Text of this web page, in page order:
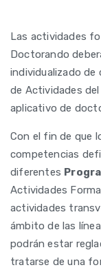
Las actividades
Doctorando
individualizado
de Actividades
aplicativo de
Con el fin de que
competencias
diferentes
Actividades
actividades
ámbito de las
podrán estar
tratarse de una